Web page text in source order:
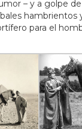
– y a golpe de
hambrientos
para el